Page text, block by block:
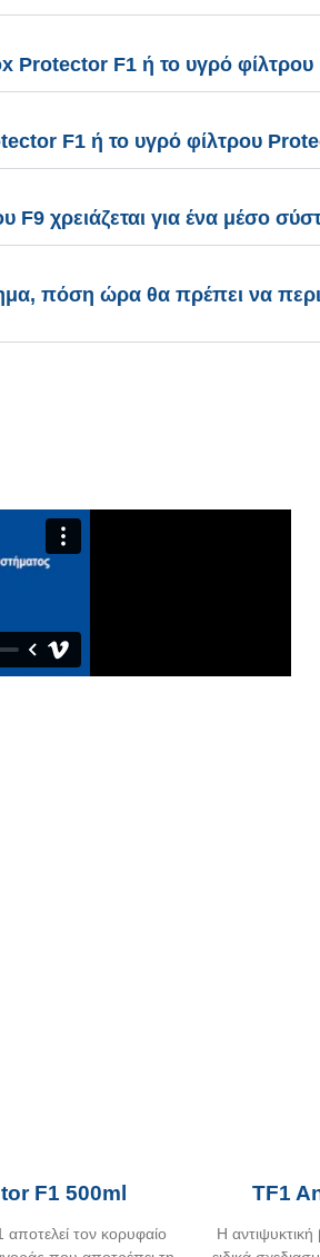
F1 ή το υγρό φίλτρου
F1 ή το υγρό φίλτρου
χρειάζεται για ένα μέσο
πόση ώρα θα πρέπει να
F1 500ml
τον κορυφαίο
TF1
Η